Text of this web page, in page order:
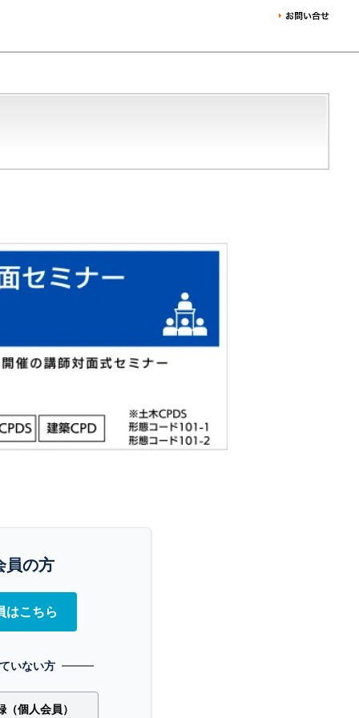
員の方
はこちら
いない方
個人会員）